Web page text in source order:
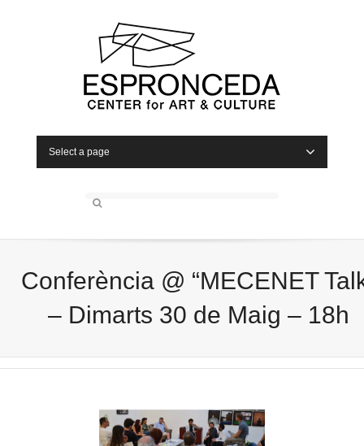
Select a page
Conferència @ “MECENET
– Dimarts 30 de Maig – 18h